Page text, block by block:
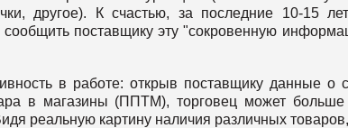
другое). К счастью, за последние 10-15
сообщить поставщику эту "сокровенную
в работе: открыв поставщику данные о
в магазины (ППТМ), торговец может больше
реальную картину наличия различных